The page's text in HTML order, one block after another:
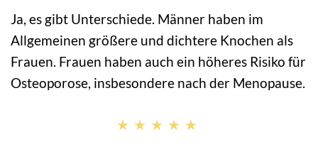
Ja, es gibt Unterschiede. Männer haben im
Allgemeinen größere und dichtere Knochen als
Frauen. Frauen haben auch ein höheres Risiko für
Osteoporose, insbesondere nach der Menopause.
★★★★★
★★★★★